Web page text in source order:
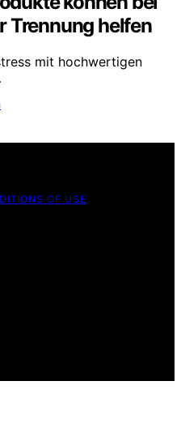
Trennung helfen
mit hochwertigen
OF USE